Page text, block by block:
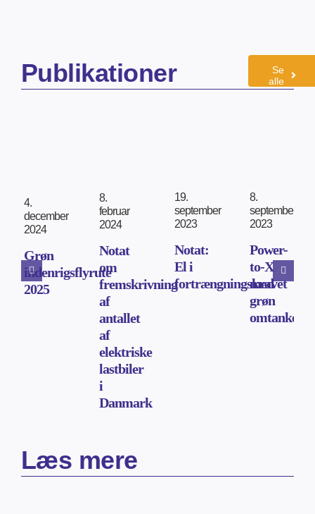
Publikationer
Se
alle
4.
december
2024
Grøn
indenrigsflyrute
2025
8.
februar
2024
Notat
om
fremskrivning
af
antallet
af
elektriske
lastbiler
i
Danmark
19.
september
2023
Notat:
El i
fortrængningskravet
8.
september
2023
Power-
to-X
med
grøn
omtanke
Læs mere